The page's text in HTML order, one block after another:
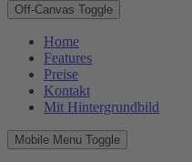
Off-Canvas Toggle
Home
Features
Preise
Kontakt
Mit Hintergrundbild
Mobile Menu Toggle